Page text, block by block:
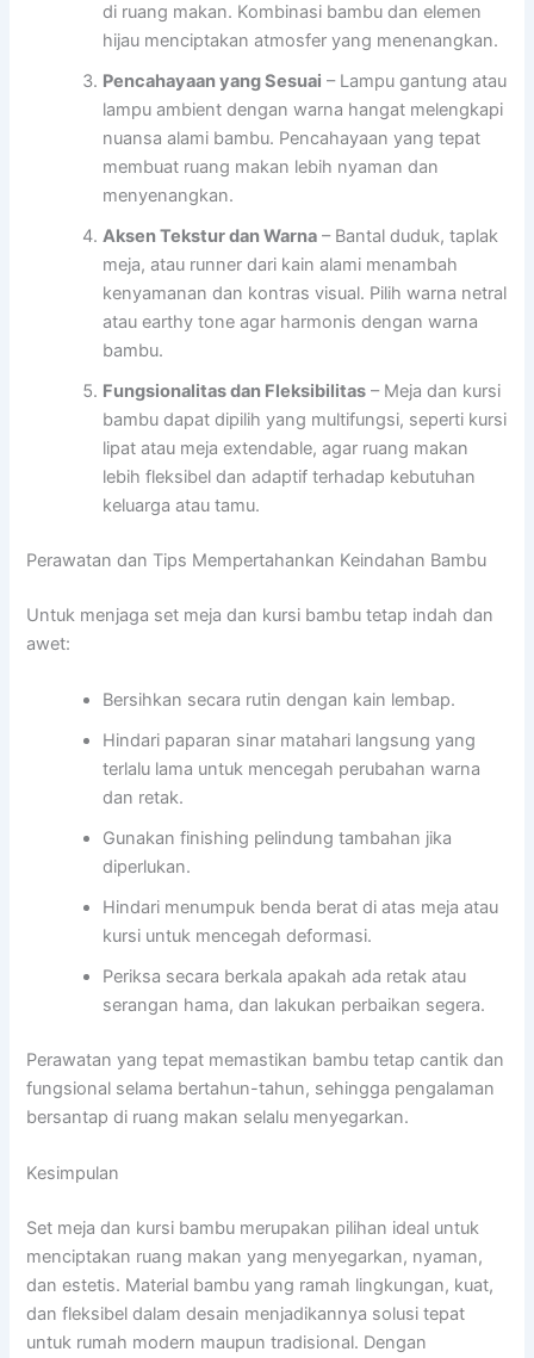
di ruang makan. Kombinasi bambu dan elemen
hijau menciptakan atmosfer yang menenangkan.
Pencahayaan yang Sesuai – Lampu gantung atau
lampu ambient dengan warna hangat melengkapi
nuansa alami bambu. Pencahayaan yang tepat
membuat ruang makan lebih nyaman dan
menyenangkan.
Aksen Tekstur dan Warna – Bantal duduk, taplak
meja, atau runner dari kain alami menambah
kenyamanan dan kontras visual. Pilih warna netral
atau earthy tone agar harmonis dengan warna
bambu.
Fungsionalitas dan Fleksibilitas – Meja dan kursi
bambu dapat dipilih yang multifungsi, seperti kursi
lipat atau meja extendable, agar ruang makan
lebih fleksibel dan adaptif terhadap kebutuhan
keluarga atau tamu.
Perawatan dan Tips Mempertahankan Keindahan Bambu
Untuk menjaga set meja dan kursi bambu tetap indah dan
awet:
Bersihkan secara rutin dengan kain lembap.
Hindari paparan sinar matahari langsung yang
terlalu lama untuk mencegah perubahan warna
dan retak.
Gunakan finishing pelindung tambahan jika
diperlukan.
Hindari menumpuk benda berat di atas meja atau
kursi untuk mencegah deformasi.
Periksa secara berkala apakah ada retak atau
serangan hama, dan lakukan perbaikan segera.
Perawatan yang tepat memastikan bambu tetap cantik dan
fungsional selama bertahun-tahun, sehingga pengalaman
bersantap di ruang makan selalu menyegarkan.
Kesimpulan
Set meja dan kursi bambu merupakan pilihan ideal untuk
menciptakan ruang makan yang menyegarkan, nyaman,
dan estetis. Material bambu yang ramah lingkungan, kuat,
dan fleksibel dalam desain menjadikannya solusi tepat
untuk rumah modern maupun tradisional. Dengan